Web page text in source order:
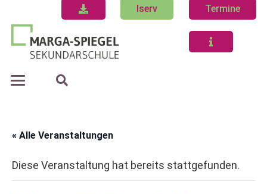
Iserv Termine
« Alle Veranstaltungen
Diese Veranstaltung hat bereits stattgefunden.